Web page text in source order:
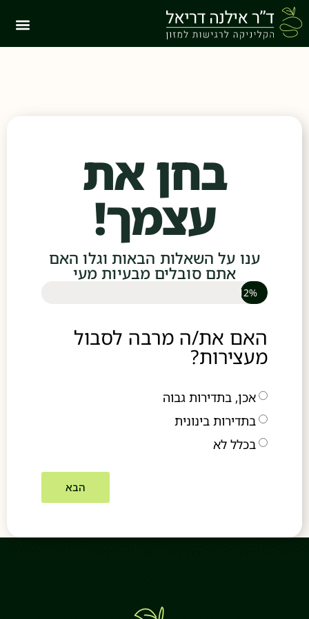
בחן את
עצמך!
ענו על השאלות הבאות וגלו האם
אתם סובלים מבעיות מעי
12%
האם את/ה מרבה לסבול
מעצירות?
אכן, בתדירות גבוה
בתדירות בינונית
בכלל לא
הבא